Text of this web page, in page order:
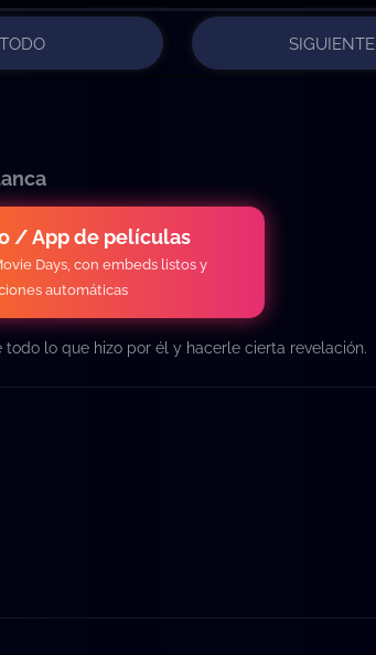
TODO SIGUIENTE
/ App de películas
Days, con embeds listos y
automáticas
lo que hizo por él y hacerle cierta revelación.